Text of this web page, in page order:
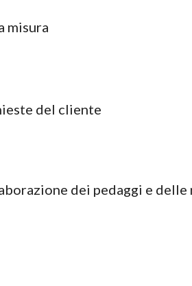
misura
del cliente
dei pedaggi e delle